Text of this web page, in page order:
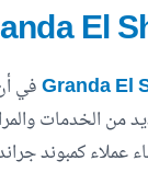
في
الخدمات
عملاء كمبوند